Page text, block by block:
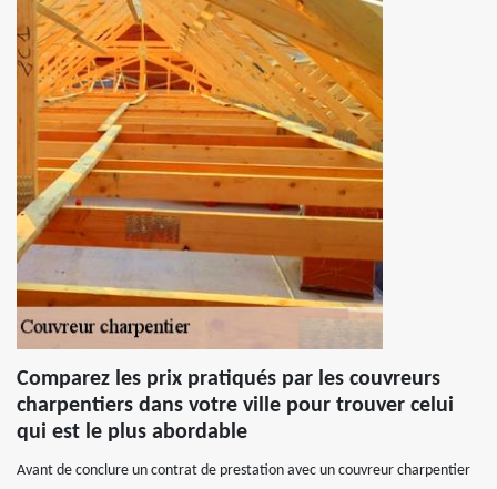
Comparez les prix pratiqués par les couvreurs
charpentiers dans votre ville pour trouver celui
qui est le plus abordable
Avant de conclure un contrat de prestation avec un couvreur charpentier